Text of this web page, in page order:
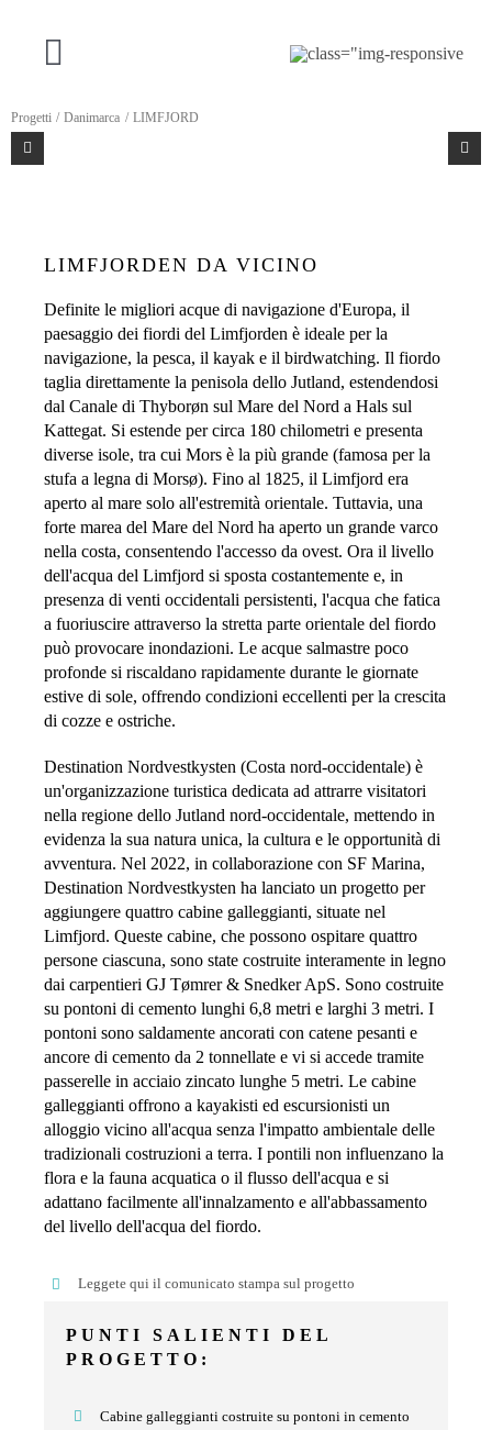
contenutoNavigazione
aLA NOSTRA OFFERTA
RIGUARDO A SF
CONTATTO
Italiano
Progetti Danimarca LIMFJORD
LIMFJORDEN DA VICINO
Definite le migliori acque di navigazione d'Europa, il
paesaggio dei fiordi del Limfjorden è ideale per la
navigazione, la pesca, il kayak e il birdwatching. Il fiordo
taglia direttamente la penisola dello Jutland, estendendosi
dal Canale di Thyborøn sul Mare del Nord a Hals sul
Kattegat. Si estende per circa 180 chilometri e presenta
diverse isole, tra cui Mors è la più grande (famosa per la
stufa a legna di Morsø). Fino al 1825, il Limfjord era
aperto al mare solo all'estremità orientale. Tuttavia, una
forte marea del Mare del Nord ha aperto un grande varco
nella costa, consentendo l'accesso da ovest. Ora il livello
dell'acqua del Limfjord si sposta costantemente e, in
presenza di venti occidentali persistenti, l'acqua che fatica
a fuoriuscire attraverso la stretta parte orientale del fiordo
può provocare inondazioni. Le acque salmastre poco
profonde si riscaldano rapidamente durante le giornate
estive di sole, offrendo condizioni eccellenti per la crescita
di cozze e ostriche.
Destination Nordvestkysten (Costa nord-occidentale) è
un'organizzazione turistica dedicata ad attrarre visitatori
nella regione dello Jutland nord-occidentale, mettendo in
evidenza la sua natura unica, la cultura e le opportunità di
avventura. Nel 2022, in collaborazione con SF Marina,
Destination Nordvestkysten ha lanciato un progetto per
aggiungere quattro cabine galleggianti, situate nel
Limfjord. Queste cabine, che possono ospitare quattro
persone ciascuna, sono state costruite interamente in legno
dai carpentieri GJ Tømrer & Snedker ApS. Sono costruite
su pontoni di cemento lunghi 6,8 metri e larghi 3 metri. I
pontoni sono saldamente ancorati con catene pesanti e
ancore di cemento da 2 tonnellate e vi si accede tramite
passerelle in acciaio zincato lunghe 5 metri. Le cabine
galleggianti offrono a kayakisti ed escursionisti un
alloggio vicino all'acqua senza l'impatto ambientale delle
tradizionali costruzioni a terra. I pontili non influenzano la
flora e la fauna acquatica o il flusso dell'acqua e si
adattano facilmente all'innalzamento e all'abbassamento
del livello dell'acqua del fiordo.
Leggete qui il comunicato stampa sul progetto
PUNTI SALIENTI DEL
PROGETTO:
Cabine galleggianti costruite su pontoni in cemento